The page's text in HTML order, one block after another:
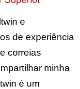
e
de experiência
correias
minha
é um